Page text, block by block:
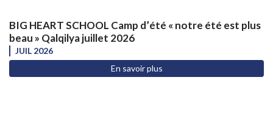
BIG HEART SCHOOL Camp d’été « notre été est plus
beau » Qalqilya juillet 2026
JUIL 2026
En savoir plus